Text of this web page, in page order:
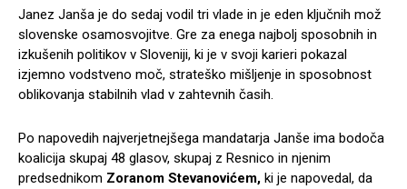
Janez Janša je do sedaj vodil tri vlade in je eden ključnih mož
slovenske osamosvojitve. Gre za enega najbolj sposobnih in
izkušenih politikov v Sloveniji, ki je v svoji karieri pokazal
izjemno vodstveno moč, strateško mišljenje in sposobnost
oblikovanja stabilnih vlad v zahtevnih časih.
Po napovedih najverjetnejšega mandatarja Janše ima bodoča
koalicija skupaj 48 glasov, skupaj z Resnico in njenim
predsednikom Zoranom Stevanovićem, ki je napovedal, da